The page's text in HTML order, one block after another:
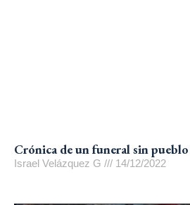
Crónica de un funeral sin
Israel Velázquez G 14/12/2022